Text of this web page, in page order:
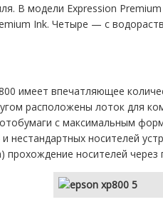
В модели Expression
Ink. Четыре — с
имеет впечатляющее
расположены лоток для
с максимальным
нестандартных носителей
прохождение носителей